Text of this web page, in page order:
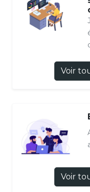
Voir
Voir